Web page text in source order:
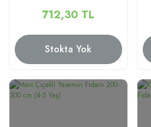
712,30 TL
Stokta Yok